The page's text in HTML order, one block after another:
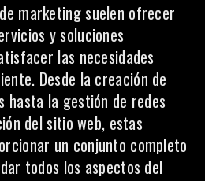
marketing suelen ofrecer
y soluciones
las necesidades
. Desde la creación de
hasta la gestión de redes
del sitio web, estas
un conjunto completo
todos los aspectos del